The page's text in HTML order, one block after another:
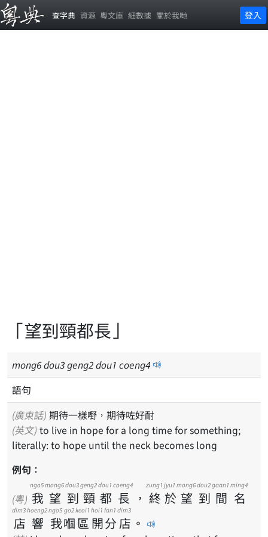
查字典 資源 粵文庫 細數據 關於我哋 登入
「望到頸都長」
mong6dou3geng2dou1 coeng4
語句
(廣東話) 期待一樣嘢，期待咗好耐
(英文)
literally: to hope until the neck becomes long
例句：
(粵) 我
ngo5
望
mong6
到
dou3
頸
geng2
都
dou1
長
coeng4
， 終
zung1
於
jyu1
望
mong6
到
dou2
間
gaan1
名
ming4
店
dim3
響
hoeng2
我
ngo5
嗰
go2
區
keoi1
開
hoi1
分
fan1
店
dim3
。